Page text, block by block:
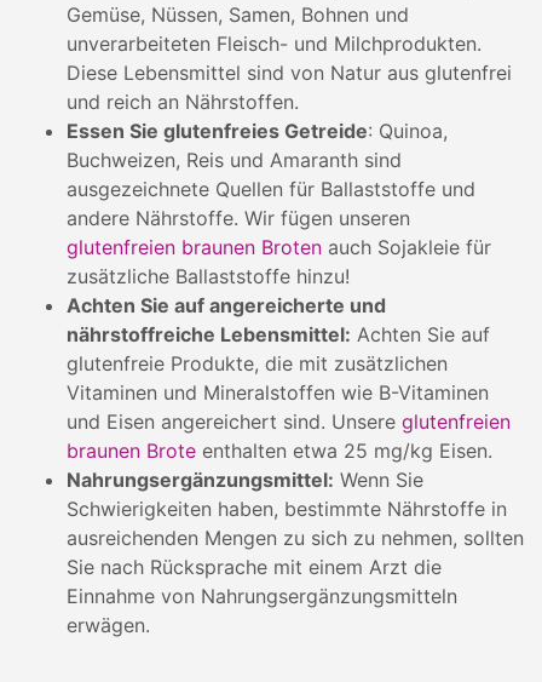
Gemüse, Nüssen, Samen, Bohnen und
unverarbeiteten Fleisch- und Milchprodukten.
Diese Lebensmittel sind von Natur aus glutenfrei
und reich an Nährstoffen.
Essen Sie glutenfreies Getreide: Quinoa,
Buchweizen, Reis und Amaranth sind
ausgezeichnete Quellen für Ballaststoffe und
andere Nährstoffe. Wir fügen unseren
glutenfreien braunen Broten auch Sojakleie für
zusätzliche Ballaststoffe hinzu!
Achten Sie auf angereicherte und
nährstoffreiche Lebensmittel: Achten Sie auf
glutenfreie Produkte, die mit zusätzlichen
Vitaminen und Mineralstoffen wie B-Vitaminen
und Eisen angereichert sind. Unsere glutenfreien
braunen Brote enthalten etwa 25 mg/kg Eisen.
Nahrungsergänzungsmittel: Wenn Sie
Schwierigkeiten haben, bestimmte Nährstoffe in
ausreichenden Mengen zu sich zu nehmen, sollten
Sie nach Rücksprache mit einem Arzt die
Einnahme von Nahrungsergänzungsmitteln
erwägen.